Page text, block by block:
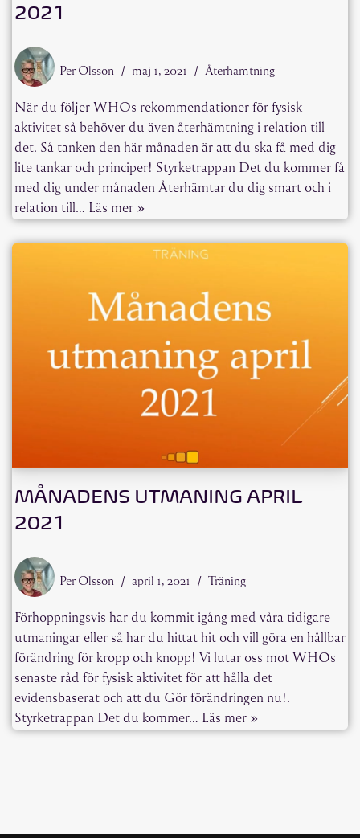
2021
Per Olsson maj 1, 2021 Återhämtning
När du följer WHOs rekommendationer för fysisk
aktivitet så behöver du även återhämtning i relation till
det. Så tanken den här månaden är att du ska få med dig
lite tankar och principer! Styrketrappan Det du kommer få
med dig under månaden Återhämtar du dig smart och i
relation till… Läs mer »
MÅNADENS UTMANING APRIL
2021
Per Olsson april 1, 2021 Träning
Förhoppningsvis har du kommit igång med våra tidigare
utmaningar eller så har du hittat hit och vill göra en hållbar
förändring för kropp och knopp! Vi lutar oss mot WHOs
senaste råd för fysisk aktivitet för att hålla det
evidensbaserat och att du Gör förändringen nu!.
Styrketrappan Det du kommer… Läs mer »